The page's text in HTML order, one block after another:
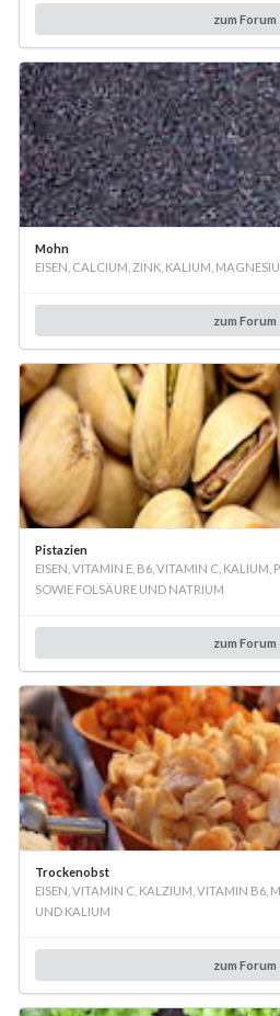
zum Forum
Mohn
EISEN, CALCIUM, ZINK, KALIUM,
zum Forum
Pistazien
EISEN, VITAMIN E, B6, VITAMIN C, KALIUM,
SOWIE FOLSÄURE UND NATRIUM
zum Forum
Trockenobst
EISEN, VITAMIN C, KALZIUM, VITAMIN B6,
UND KALIUM
zum Forum